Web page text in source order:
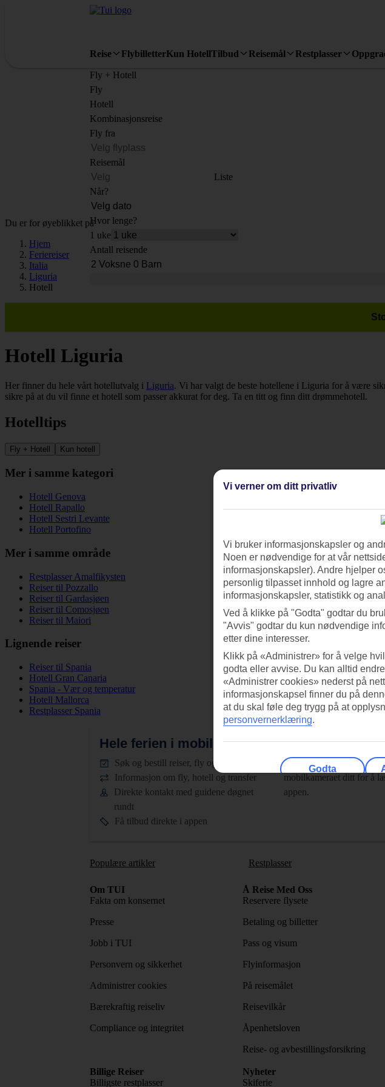
Reise FlybilletterKun HotellTilbud Reisemål Restplasser
Fly + Hotell
Fly
Hotell
Kombinasjonsreise
Fly fra
Reisemål
Liste
Når?
Hvor lenge?
1 uke
Antall reisende
Du er for øyeblikket på
Hjem
Feriereiser
Italia
Liguria
Hotell
Hotell Liguria
Her finner du hele vårt hotellutvalg i Liguria. Vi har valgt de beste hotellene i Liguria for å være
sikre på at du vil finne et hotell som passer akkurat for deg. Ta en titt og finn ditt drømmehotell.
Hotelltips
Fly + Hotell Kun hotell
Mer i samme kategori
Hotell Genova
Hotell Rapallo
Hotell Sestri Levante
Hotell Portofino
Mer i samme område
Restplasser Amalfikysten
Reiser til Pozzallo
Reiser til Gardasjøen
Reiser til Comosjøen
Reiser til Maiori
Lignende reiser
Reiser til Spania
Hotell Gran Canaria
Spania - Vær og temperatur
Hotell Mallorca
Restplasser Spania
Hele ferien i mobilen.Last ned TUI-appen i
Søk og bestill reiser, fly og hotell
Informasjon om fly, hotell og transfer
Direkte kontakt med guidene døgnet
rundt
Få tilbud direkte i appen
Skann QR-koden med
mobilkameraet ditt for å
appen.
Populære artikler Restplasser
Om TUI
Fakta om konsernet
Presse
Jobb i TUI
Personvern og sikkerhet
Administrer cookies
Bærekraftig reiseliv
Compliance og integritet
Å Reise Med Oss
Reservere flysete
Betaling og billetter
Pass og visum
Flyinformasjon
På reisemålet
Reisevilkår
Åpenhetsloven
Reise- og avbestillingsforsikring
Billige Reiser
Billigste restplasser
Nyheter
Skiferie
Vi verner om ditt privatliv
Vi bruker informasjonskapsler og
Noen er nødvendige for at vår
informasjonskapsler). Andre hjelper
personlig tilpasset innhold og lagre
informasjonskapsler, statistikk og
Ved å klikke på "Godta" godtar du
"Avvis" godtar du kun nødvendige
etter dine interesser.
Klikk på «Administrer» for å velge
godta eller avvise. Du kan alltid
«Administrer cookies» nederst på
informasjonskapsel finner du på
at du skal føle deg trygg på at
personvernerklæring.
Godta